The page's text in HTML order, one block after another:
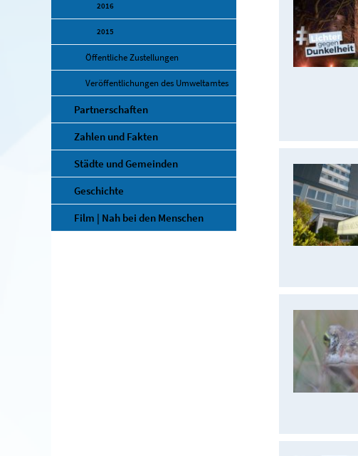
2016
2015
Öffentliche Zustellungen
Veröffentlichungen des Umweltamtes
Partnerschaften
Zahlen und Fakten
Städte und Gemeinden
Geschichte
Film | Nah bei den Menschen